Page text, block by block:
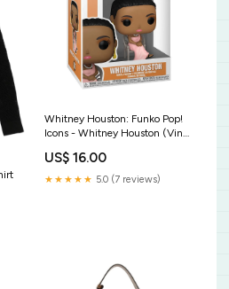
Whitney Houston: Funko Pop!
Icons - Whitney Houston (Vinyl
US$ 16.00
★★★★★ 5.0 (7 reviews)